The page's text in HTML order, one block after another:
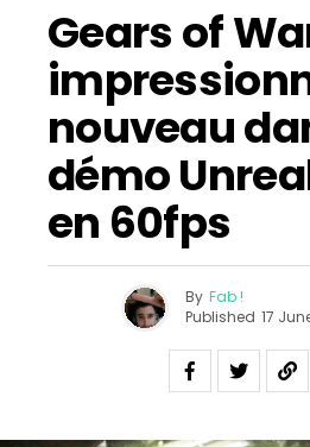
Gears of
nouveau
démo
en 60fps
By Fab !
Published 17